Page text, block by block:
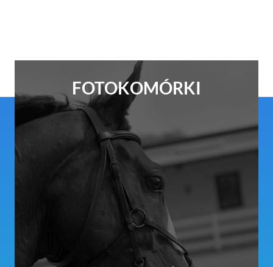
FOTOKOMÓRKI